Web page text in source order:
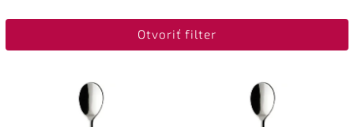
Najdrahšie
Otvoriť filter